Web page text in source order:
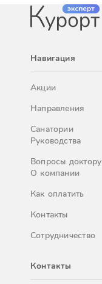
Навигация
Акции
Направления
Санатории
Руководства
Вопросы доктору
О компании
Как оплатить
Контакты
Сотрудничество
Контакты